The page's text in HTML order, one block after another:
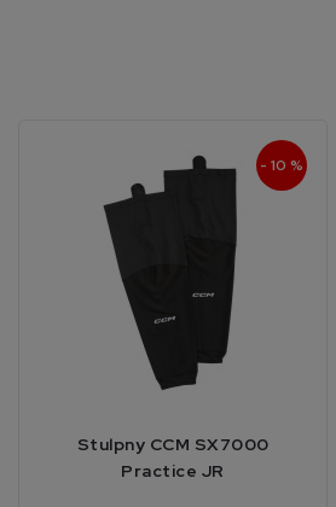
- 10 %
Stulpny CCM SX7000
Practice JR